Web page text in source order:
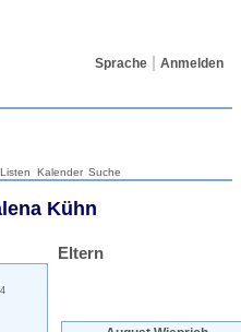
Sprache Anmelden
Listen Kalender Suche
Kühn
Eltern